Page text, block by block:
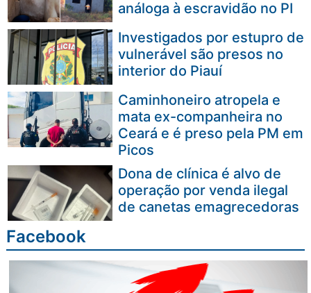
análoga à escravidão no PI
Investigados por estupro de
vulnerável são presos no
interior do Piauí
Caminhoneiro atropela e
mata ex-companheira no
Ceará e é preso pela PM em
Picos
Dona de clínica é alvo de
operação por venda ilegal
de canetas emagrecedoras
Facebook